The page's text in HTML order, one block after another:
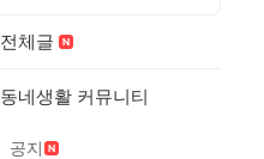
전체글
동네생활 커뮤니티
공지